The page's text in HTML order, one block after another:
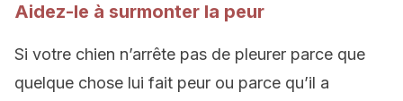
Aidez-le à surmonter la peur
Si votre chien n’arrête pas de pleurer parce que
quelque chose lui fait peur ou parce qu’il a